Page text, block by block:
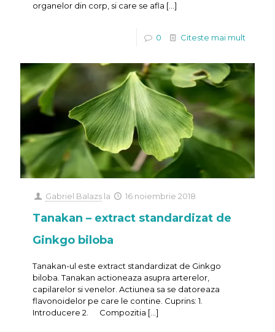
organelor din corp, si care se afla […]
0 Citeste mai mult
Gabriel Balazs la 16 noiembrie 2018
Tanakan – extract standardizat de
Ginkgo biloba
Tanakan-ul este extract standardizat de Ginkgo
biloba. Tanakan actioneaza asupra arterelor,
capilarelor si venelor. Actiunea sa se datoreaza
flavonoidelor pe care le contine. Cuprins: 1.
Introducere 2. Compozitia […]